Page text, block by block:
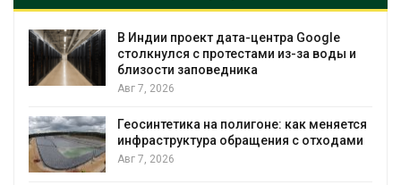
В Индии проект дата-центра Google
столкнулся с протестами из-за воды и
близости заповедника
Авг 7, 2026
Геосинтетика на полигоне: как меняется
инфраструктура обращения с отходами
Авг 7, 2026